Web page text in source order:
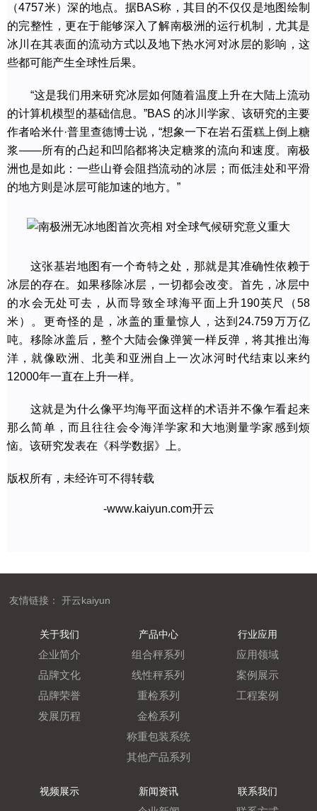
（4757米）深的地点。据BAS称，其目的不仅仅是地图绘制
的完整性，更在于能够深入了解南极洲的运行机制，尤其是
冰川在其表面的流动方式以及地下热水河对冰层的影响，这
些都可能产生全球性后果。
“这是我们用来研究冰层如何随着温度上升在大陆上流动
的计算机模型的基础信息。”BAS 的冰川学家、该研究的主要
作者哈米什·普里查德博士说，“想象一下在岩石蛋糕上倒上糖
浆——所有的凸起和凹陷都将决定糖浆的流向和速度。南极
洲也是如此：一些山脊会阻挡流动的冰层；而低洼处和平滑
的地方则是冰层可能加速的地方。”
这张基岩地图有一个奇特之处，那就是其准确性依赖于
冰层的存在。如果移除冰层，一切都会改变。首先，冰层中
的水会无处可去，从而导致全球海平面上升190英尺（58
米）。更奇怪的是，冰盖的重量惊人，达到24.759万万亿
吨。移除冰盖后，整个大陆会像弹簧一样反弹，将其推出海
洋，就像欧洲、北美和亚洲自上一次冰河时代结束以来约
12000年一直在上升一样。
这就是为什么像平均海平面这样的术语并不像乍看起来
那么简单，而且往往会令海洋学家和大地测量学家感到烦
恼。该研究发表在《科学数据》上。
版权所有，未经许可不得转载
-www.kaiyun.com开云
友情链接：开云kaiyun
关于我们
企业简介
品牌文化
品牌荣誉
发展历程
产品中心
组合秤系列
线性秤系列
重检系列
金检系列
称重包装系统
其他产品系列
行业应用
应用领域
案例展示
工程案例
视频展示 新闻资讯 联系我们